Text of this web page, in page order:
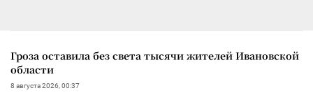
Гроза оставила без света тысячи жителей Ивановской
области
8 августа 2026, 00:37